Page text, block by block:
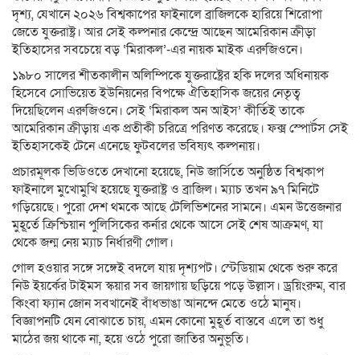
দৃশ্য, যেখানে ২০২৬ বিশ্বকাপের ফাইনালে ব্রাজিলকে হারিয়ে শিরোপা
জেতে যুক্তরাষ্ট্র। আর সেই কল্পনার কেন্দ্রে আছেন আমেরিকান ক্রীড়া
ইতিহাসের সবচেয়ে বড় ‘মিরাকল’-এর নায়ক মাইক এরুজিওনে।
১৯৮০ সালের শীতকালীন অলিম্পিকে যুক্তরাষ্ট্রের হকি দলের অধিনায়ক
হিসেবে সোভিয়েত ইউনিয়নের বিপক্ষে ঐতিহাসিক জয়ের নেতৃত্ব
দিয়েছিলেন এরুজিওনে। সেই ‘মিরাকল অন আইস’ কীর্তিই তাকে
আমেরিকান ক্রীড়ায় এক প্রতীকী চরিত্রে পরিণত করেছে। ফক্স স্পোর্টস সেই
ইতিহাসকেই টেনে এনেছে ফুটবলের ভবিষ্যৎ কল্পনায়।
প্রচারমূলক ভিডিওতে দেখানো হয়েছে, নিউ জার্সিতে অনুষ্ঠিত বিশ্বকাপ
ফাইনালে মুখোমুখি হয়েছে যুক্তরাষ্ট্র ও ব্রাজিল। ম্যাচ তখন ৯৭ মিনিটে
গড়িয়েছে। পুরো দেশ থমকে আছে টেলিভিশনের সামনে। এমন উত্তেজনার
মুহূর্তে ক্রিশ্চিয়ান পুলিসিকের কর্নার থেকে আসে সেই শেষ আক্রমণ, যা
থেকে জন্ম নেয় ম্যাচ নির্ধারণী গোল।
গোল হওয়ার সঙ্গে সঙ্গেই বদলে যায় দৃশ্যপট। স্টেডিয়াম থেকে শুরু করে
নিউ ইয়র্কের টাইমস স্কয়ার সব জায়গায় ছড়িয়ে পড়ে উল্লাস। ড্রয়িংরুম, বার
কিংবা ফ্যান জোন সবখানেই বাঁধভাঙা আনন্দে মেতে ওঠে মানুষ।
বিজ্ঞাপনটি যেন বোঝাতে চায়, এমন কোনো মুহূর্ত বাস্তবে এলে তা শুধু
মাঠের জয় থাকে না, হয়ে ওঠে পুরো জাতির অনুভূতি।